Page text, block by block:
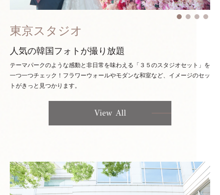
東京スタジオ
人気の韓国フォトが撮り放題
テーマパークのような感動と非日常を味わえる「３５のスタジオセット」を
一つ一つチェック！ フラワーウォールやモダンな和室など、イメージのセッ
トがきっと見つかります。
View All